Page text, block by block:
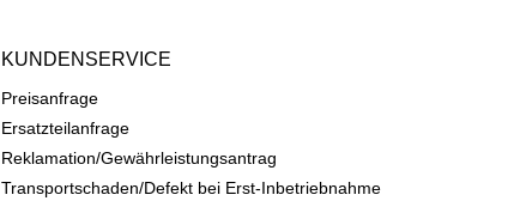
KUNDENSERVICE
Preisanfrage
Ersatzteilanfrage
Reklamation/Gewährleistungsantrag
Transportschaden/Defekt bei Erst-Inbetriebnahme